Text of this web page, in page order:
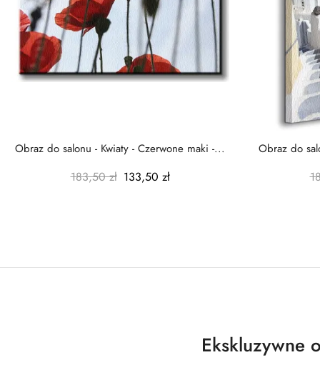
Obraz do salonu - Kwiaty - Czerwone maki -...
183,50 zł 133,50 zł
Obraz do
Ekskluzywne